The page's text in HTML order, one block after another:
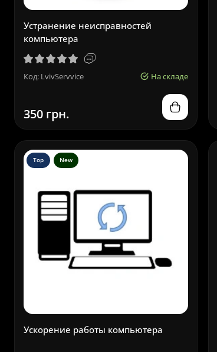
Устранение неисправностей
компьютера
Код: LvivServvice На складе
350 грн.
Top New
Ускорение работы компьютера